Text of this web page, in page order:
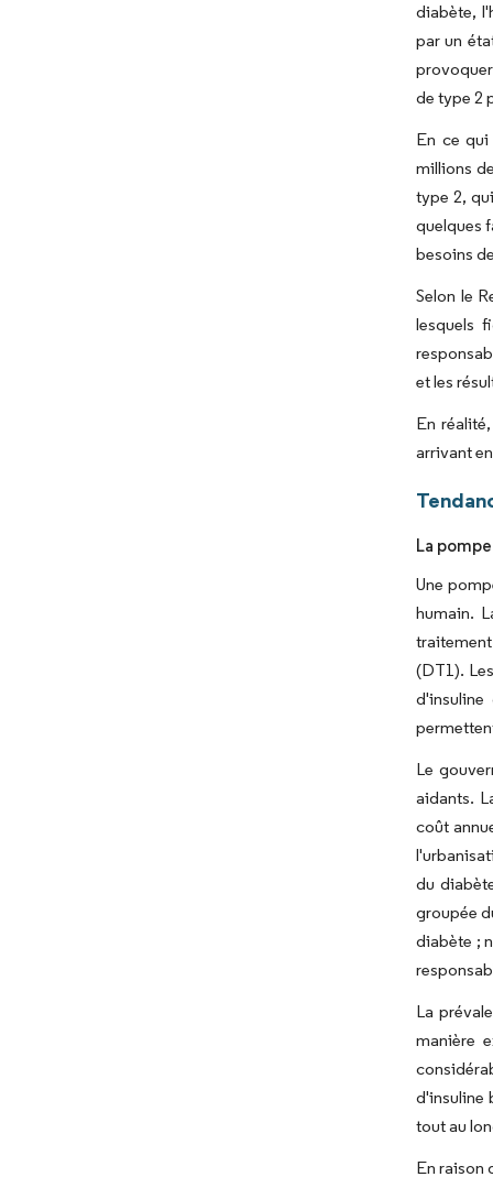
diabète,
par un
de type 2
En ce
millions
type 2,
quelques
besoins
Selon le
lesquels
et les
En
arrivant
La
Une
humain.
(DT1).
d'insuline
Le
aidants.
coût
du
groupée
diabète ;
La
manière
d'insuline
tout au
En raison